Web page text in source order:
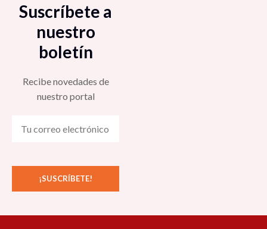
Suscríbete a
nuestro
boletín
Recibe novedades de
nuestro portal